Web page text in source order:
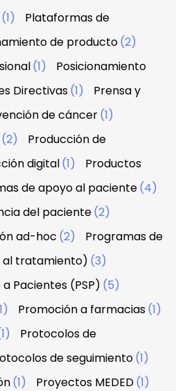
(1)
Plataformas de
de producto(2)
(1)
Posicionamiento
Directivas(1)
Prensa y
de cáncer(1)
(2)
Producción de
digital(1)
Productos
de apoyo al paciente(4)
del paciente(2)
ad-hoc (2)
Programas de
al tratamiento) (3)
Pacientes (PSP) (5)
Promoción a farmacias(1)
Protocolos de
de seguimiento(1)
(1) Proyectos MEDED(1)